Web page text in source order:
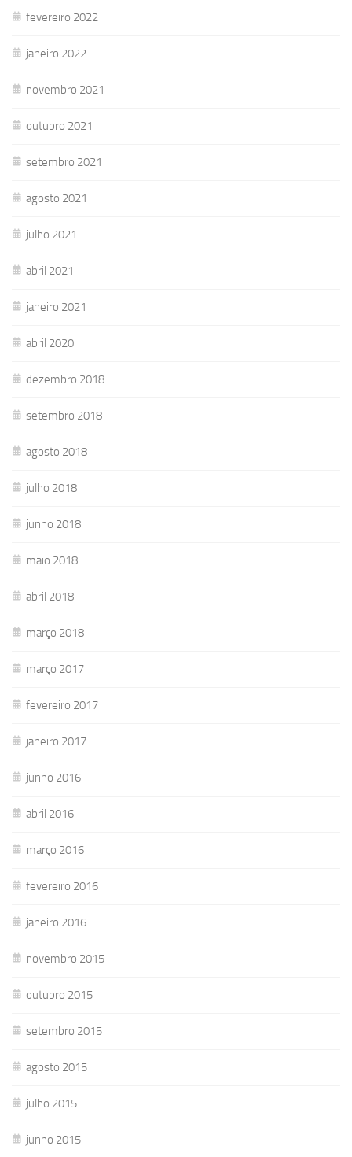
fevereiro 2022
janeiro 2022
novembro 2021
outubro 2021
setembro 2021
agosto 2021
julho 2021
abril 2021
janeiro 2021
abril 2020
dezembro 2018
setembro 2018
agosto 2018
julho 2018
junho 2018
maio 2018
abril 2018
março 2018
março 2017
fevereiro 2017
janeiro 2017
junho 2016
abril 2016
março 2016
fevereiro 2016
janeiro 2016
novembro 2015
outubro 2015
setembro 2015
agosto 2015
julho 2015
junho 2015